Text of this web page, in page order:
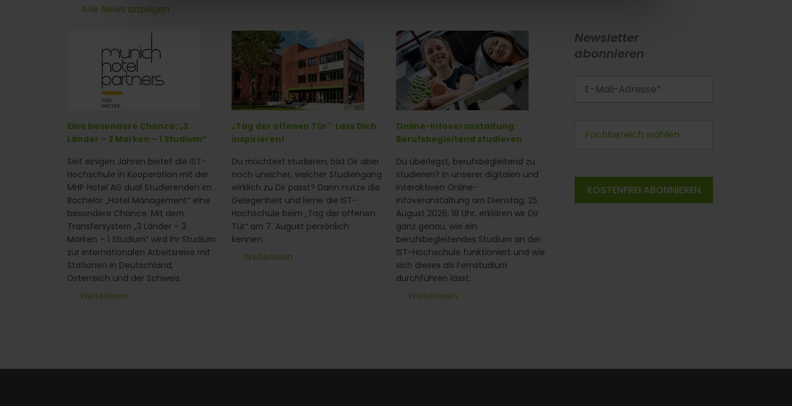
Alle News anzeigen
Eine besondere Chance: „3
Länder – 3 Marken – 1 Studium“
Seit einigen Jahren bietet die IST-
Hochschule in Kooperation mit der
MHP Hotel AG dual Studierenden im
Bachelor „Hotel Management“ eine
besondere Chance. Mit dem
Transfersystem „3 Länder – 3
Marken – 1 Studium“ wird ihr Studium
zur internationalen Arbeitsreise mit
Stationen in Deutschland,
Österreich und der Schweiz.
Weiterlesen
„Tag der offenen Tür": Lass Dich
inspirieren!
Du möchtest studieren, bist Dir aber
noch unsicher, welcher Studiengang
wirklich zu Dir passt? Dann nutze die
Gelegenheit und lerne die IST-
Hochschule beim „Tag der offenen
Tür“ am 7. August persönlich
kennen.
Weiterlesen
Online-Infoveranstaltung:
Berufsbegleitend studieren
Du überlegst, berufsbegleitend zu
studieren? In unserer digitalen und
interaktiven Online-
Infoveranstaltung am Dienstag, 25.
August 2026, 18 Uhr, erklären wir Dir
ganz genau, wie ein
berufsbegleitendes Studium an der
IST-Hochschule funktioniert und wie
sich dieses als Fernstudium
durchführen lässt.
Weiterlesen
Newsletter
abonnieren